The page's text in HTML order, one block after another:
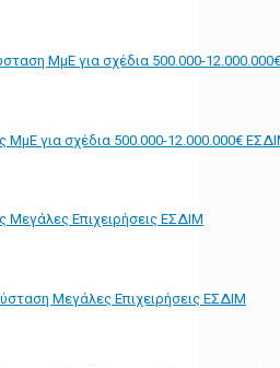
ΜμΕ για σχέδια 500.000-
ΜμΕ για σχέδια 500.000-12.000.000€
Μεγάλες Επιχειρήσεις ΕΣΔΙΜ
Μεγάλες Επιχειρήσεις ΕΣΔΙΜ